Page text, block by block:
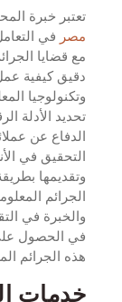
تعتبر خبرة
مصر في
مع قضايا
دقيق كيفية
وتكنولوجيا
تحديد الأدلة
الدفاع عن
التحقيق في
وتقديمها
الجرائم
والخبرة في
في الحصول
هذه الجرائم
خدمات